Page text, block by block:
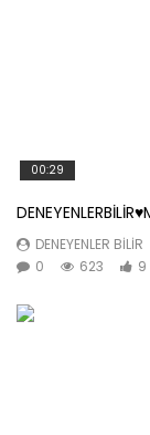
00:29
DENEYENLER BILIR
0
623 9